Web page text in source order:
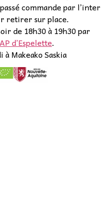
commande par
retirer sur place.
de 18h30 à 19h30 par
d’Espelette.
Makeako Saskia